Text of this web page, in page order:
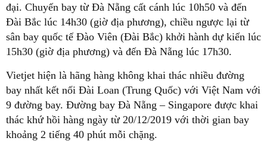
đại. Chuyến bay từ Đà Nẵng cất cánh lúc 10h50 và đến
Đài Bắc lúc 14h30 (giờ địa phương), chiều ngược lại từ
sân bay quốc tế Đào Viên (Đài Bắc) khởi hành dự kiến lúc
15h30 (giờ địa phương) và đến Đà Nẵng lúc 17h30.
Vietjet hiện là hãng hàng không khai thác nhiều đường
bay nhất kết nối Đài Loan (Trung Quốc) với Việt Nam với
9 đường bay. Đường bay Đà Nẵng – Singapore được khai
thác khứ hồi hàng ngày từ 20/12/2019 với thời gian bay
khoảng 2 tiếng 40 phút mỗi chặng.